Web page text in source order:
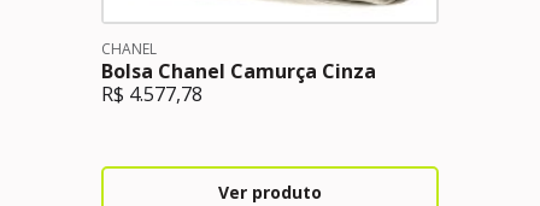
CHANEL
Bolsa Chanel Camurça Cinza
R$ 4.577,78
Ver produto